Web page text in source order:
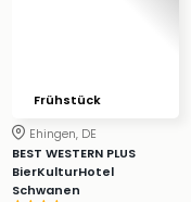
Frühstück
Ehingen, DE
BEST WESTERN PLUS
BierKulturHotel
Schwanen